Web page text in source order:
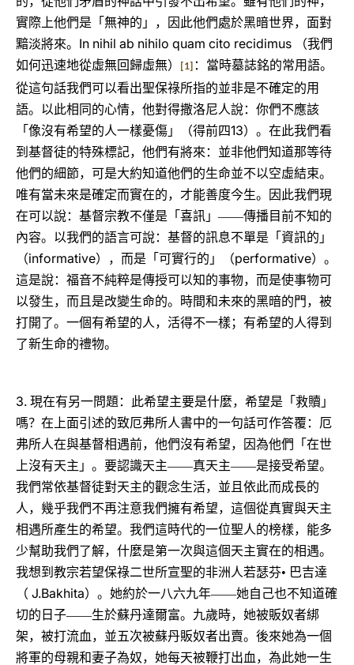
實際上他們是「無神的」，因此他們處於黑暗世界，面對
黯淡將來。 In nihil ab nihilo quam cito recidimus
（我們
如何迅速地從虛無回歸虛無）
[1] ：當時墓誌銘的常用語。
從這句話我們可以看出聖保祿所指的並非是不確定的用
語。以此相同的心情，他對得撒洛尼人說：你們不應該
「像沒有希望的人一樣憂傷」（得前四13）。在此我們看
到基督徒的特殊標記，他們有將來：並非他們知道那等待
他們的細節，可是大約知道他們的生命並不以空虛結束。
唯有當未來是確定而實在的，才能善度今生。因此我們現
在可以說：基督宗教不僅是「喜訊」――傳播目前不知的
內容。以我們的語言可說：基督的訊息不單是「資訊的」
（informative），而是「可實行的」（performative）。
這是說：福音不純粹是傳授可以知的事物，而是使事物可
以發生，而且是改變生命的。時間和未來的黑暗的門，被
打開了。一個有希望的人，活得不一樣；有希望的人得到
了新生命的禮物。
3. 現在有另一問題：此希望主要是什麼，希望是「救贖」
嗎？在上面引述的致厄弗所人書中的一句話可作答覆：厄
弗所人在與基督相遇前，他們沒有希望，因為他們「在世
上沒有天主」。要認識天主――真天主――是接受希望。
我們常依基督徒對天主的觀念生活，並且依此而成長的
人，幾乎我們不再注意我們擁有希望，這個從真實與天主
相遇所產生的希望。我們這時代的一位聖人的榜樣，能多
少幫助我們了解，什麼是第一次與這個天主實在的相遇。
我想到教宗若望保祿二世所宣聖的非洲人若瑟芬• 巴吉達
（ J.Bakhita）。她約於一八六九年――她自己也不知道確
切的日子――生於蘇丹達爾富。九歲時，她被販奴者綁
架，被打流血，並五次被蘇丹販奴者出賣。後來她為一個
將軍的母親和妻子為奴，她每天被鞭打出血，為此她一生